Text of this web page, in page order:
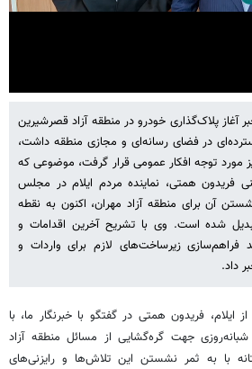
آغاز پلاک‌گذاری خودرو در منطقه آزاد قصرشیرین
در فضای رسانه‌ای و مجازی منطقه داشت،
مورد توجه افکار عمومی قرار گرفت، موضوعی که
فریدون همتی، نماینده مردم ایلام در مجلس
آن برای منطقه آزاد مهران، اکنون به نقطه
شده است. وی با تشریح آخرین اقدامات و
فراهم‌سازی زیرساخت‌های لازم برای واردات و
داد.
ایلام، فریدون همتی در گفتگو با خبرنگار ما، با
شبانه‌روزی جهت گره‌گشایی از مسائل منطقه آزاد
با به ثمر نشستن این تلاش‌ها و رایزنی‌های